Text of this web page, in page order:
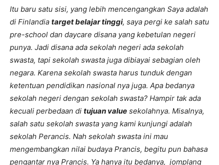
Itu baru satu sisi, yang lebih mencengangkan Saya adalah
di Finlandia target belajar tinggi, saya pergi ke salah satu
pre-school dan daycare disana yang kebetulan negeri
punya. Jadi disana ada sekolah negeri ada sekolah
swasta, tapi sekolah swasta juga dibiayai sebagian oleh
negara. Karena sekolah swasta harus tunduk dengan
ketentuan pendidikan nasional nya juga. Apa bedanya
sekolah negeri dengan sekolah swasta? Hampir tak ada
kecuali perbedaan di tujuan value sekolahnya. Misalnya,
salah satu sekolah swasta yang kami kunjungi adalah
sekolah Perancis. Nah sekolah swasta ini mau
mengembangkan nilai budaya Prancis, begitu pun bahasa
pengantar nya Prancis. Ya hanya itu bedanya, jomplang